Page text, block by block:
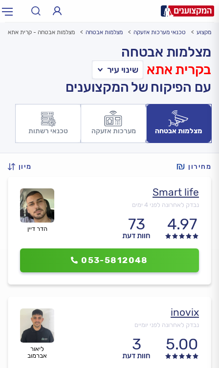
עיר: תל אביב, חיפה…
מקצוע טכנאי מערכות אזעקה מצלמות אבטחה מצלמות אבטחה - קרית אתא
מצלמות אבטחה
בקרית אתא
עם הפיקוח של המקצוענים
מצלמות אבטחה מערכות אזעקה טכנאי רשתות
מחירון מיון
הדר דיין
Smart life
נבדק לאחרונה לפני 4 ימים
4.97
73
חוות דעת
053-5812048
ליאור
אברמוב
inovix
נבדק לאחרונה לפני יומיים
5.00
3
חוות דעת